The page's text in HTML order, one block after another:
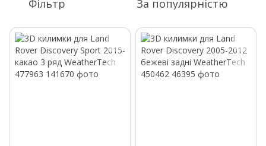
Фільтр За популярністю